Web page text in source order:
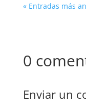
« Entradas más
0
Enviar un